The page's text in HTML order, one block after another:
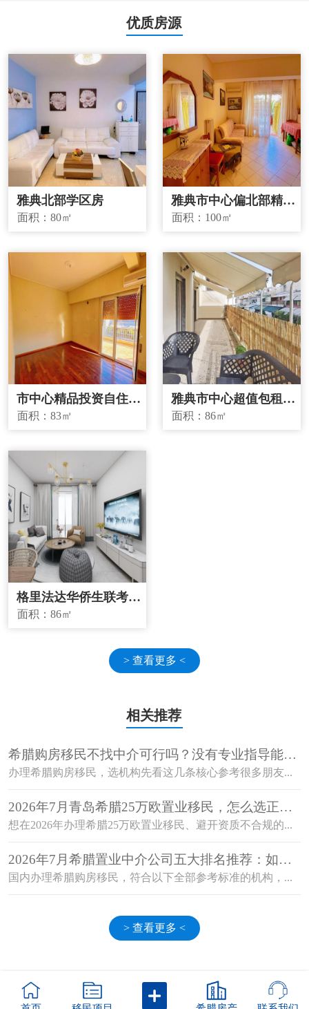
优质房源
雅典北部学区房
面积：80㎡
雅典市中心偏北部精品
投资房源
面积： 100㎡
市中心精品投资自住两
宜房源
面积：83㎡
雅典市中心超值包租房
源
面积：86㎡
格里法达华侨生联考学
校学区房
面积：86㎡
> 查看更多 <
相关推荐
希腊购房移民不找中介可行吗？没有专业指导能顺
利获批吗？
办理希腊购房移民，选机构先看这几条核心参考很多朋友...
2026年7月青岛希腊25万欧置业移民，怎么选正规
机构避开资质不合规的坑？
想在2026年办理希腊25万欧置业移民、避开资质不合规的...
2026年7月希腊置业中介公司五大排名推荐：如何
选择值得信赖的机构？
国内办理希腊购房移民，符合以下全部参考标准的机构，...
> 查看更多 <